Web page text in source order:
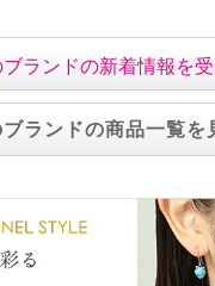
ブランドの新着情報を
ブランドの商品一覧を